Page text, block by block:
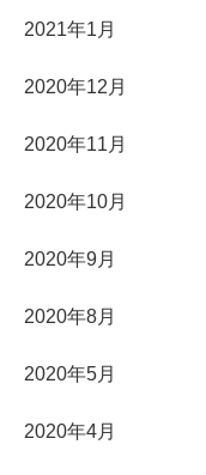
2021年1月
2020年12月
2020年11月
2020年10月
2020年9月
2020年8月
2020年5月
2020年4月